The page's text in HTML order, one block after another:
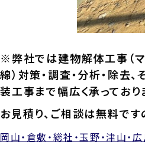
※弊社では建物解体工事（マ
綿）対策・調査・分析・除去
装工事まで幅広く承っており
お見積り、ご相談は無料で
岡山・倉敷・総社・玉野・津山